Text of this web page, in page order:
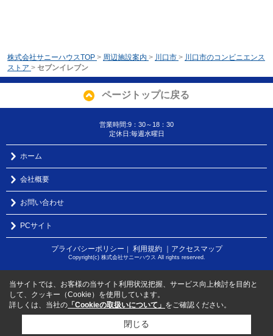
株式会社サニーハウスTOP > 周辺施設案内 > 川口市 > 川口市のコンビニエンス
ストア > セブンイレブン
ページトップに戻る
営業時間:9：30～18：30
定休日:毎週水曜日
ホーム
会社概要
お問い合わせ
PCサイト
プライバシーポリシー ｜ 利用規約 ｜アクセスマップ
Copyright(c) 株式会社サニーハウス All rights reserved.
当サイトでは、お客様の当サイト利用状況把握、サービス向上検討を目的と
して、クッキー（Cookie）を使用しています。
詳しくは、当社の 「Cookieの取扱いについて」 をご確認ください。
閉じる